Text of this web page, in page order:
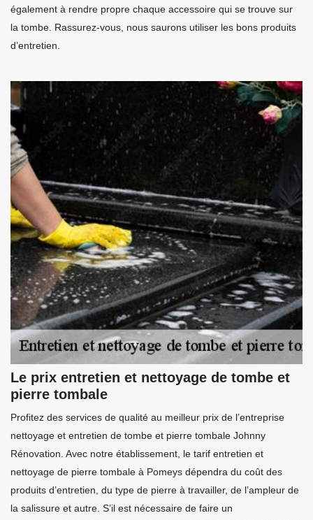
également à rendre propre chaque accessoire qui se trouve sur
la tombe. Rassurez-vous, nous saurons utiliser les bons produits
d’entretien.
Le prix entretien et nettoyage de tombe et
pierre tombale
Profitez des services de qualité au meilleur prix de l’entreprise
nettoyage et entretien de tombe et pierre tombale Johnny
Rénovation. Avec notre établissement, le tarif entretien et
nettoyage de pierre tombale à Pomeys dépendra du coût des
produits d’entretien, du type de pierre à travailler, de l’ampleur de
la salissure et autre. S’il est nécessaire de faire un